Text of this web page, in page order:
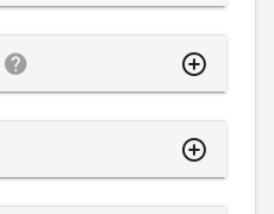
highlight_off
highlight_off